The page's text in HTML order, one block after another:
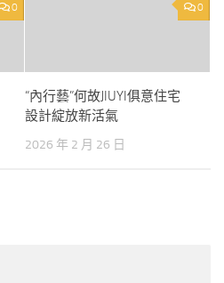
0 0
“內行藝”何故JIUYI俱意住宅
設計綻放新活氣
2026 年 2 月 26 日